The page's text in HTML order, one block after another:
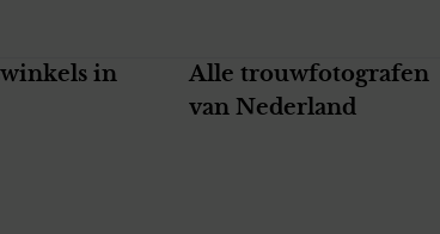
in
Alle trouwfotografen
van Nederland